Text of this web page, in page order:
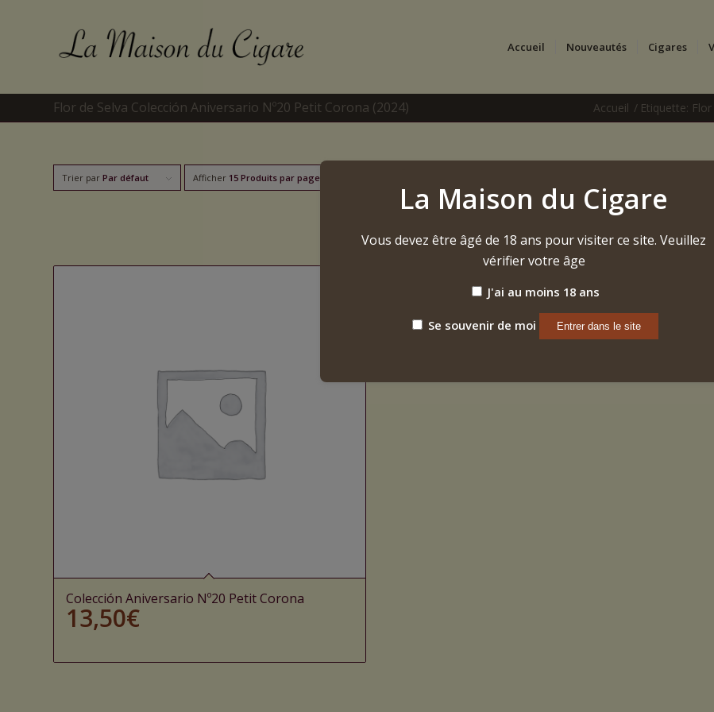
Accueil Nouveautés Cigares
Flor de Selva Colección Aniversario Nº20 Petit Corona (2024) Accueil / Etiquette:
Trier par Par défaut Afficher 15 Produits par page
Colección Aniversario Nº20 Petit Corona
13,50€
La Maison du Cigare
Vous devez être âgé de 18 ans pour visiter ce site. Veuillez
vérifier votre âge
J'ai au moins 18 ans
Se souvenir de moi